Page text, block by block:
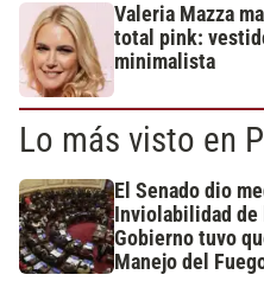
Valeria Mazza
total pink:
minimalista
Lo más visto en
El Senado dio
Inviolabilidad de
Gobierno tuvo
Manejo del